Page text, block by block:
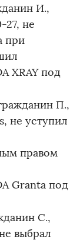
И.,
27, не
при
XRAY под
П.,
не уступил
правом
Granta под
С.,
выбрал